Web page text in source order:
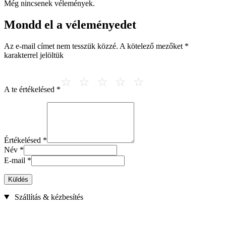
Még nincsenek vélemények.
Mondd el a véleményedet
Az e-mail címet nem tesszük közzé. A kötelező mezőket *
karakterrel jelöltük
A te értékelésed *
Értékelésed *
Név *
E-mail *
Küldés
Szállítás & kézbesítés